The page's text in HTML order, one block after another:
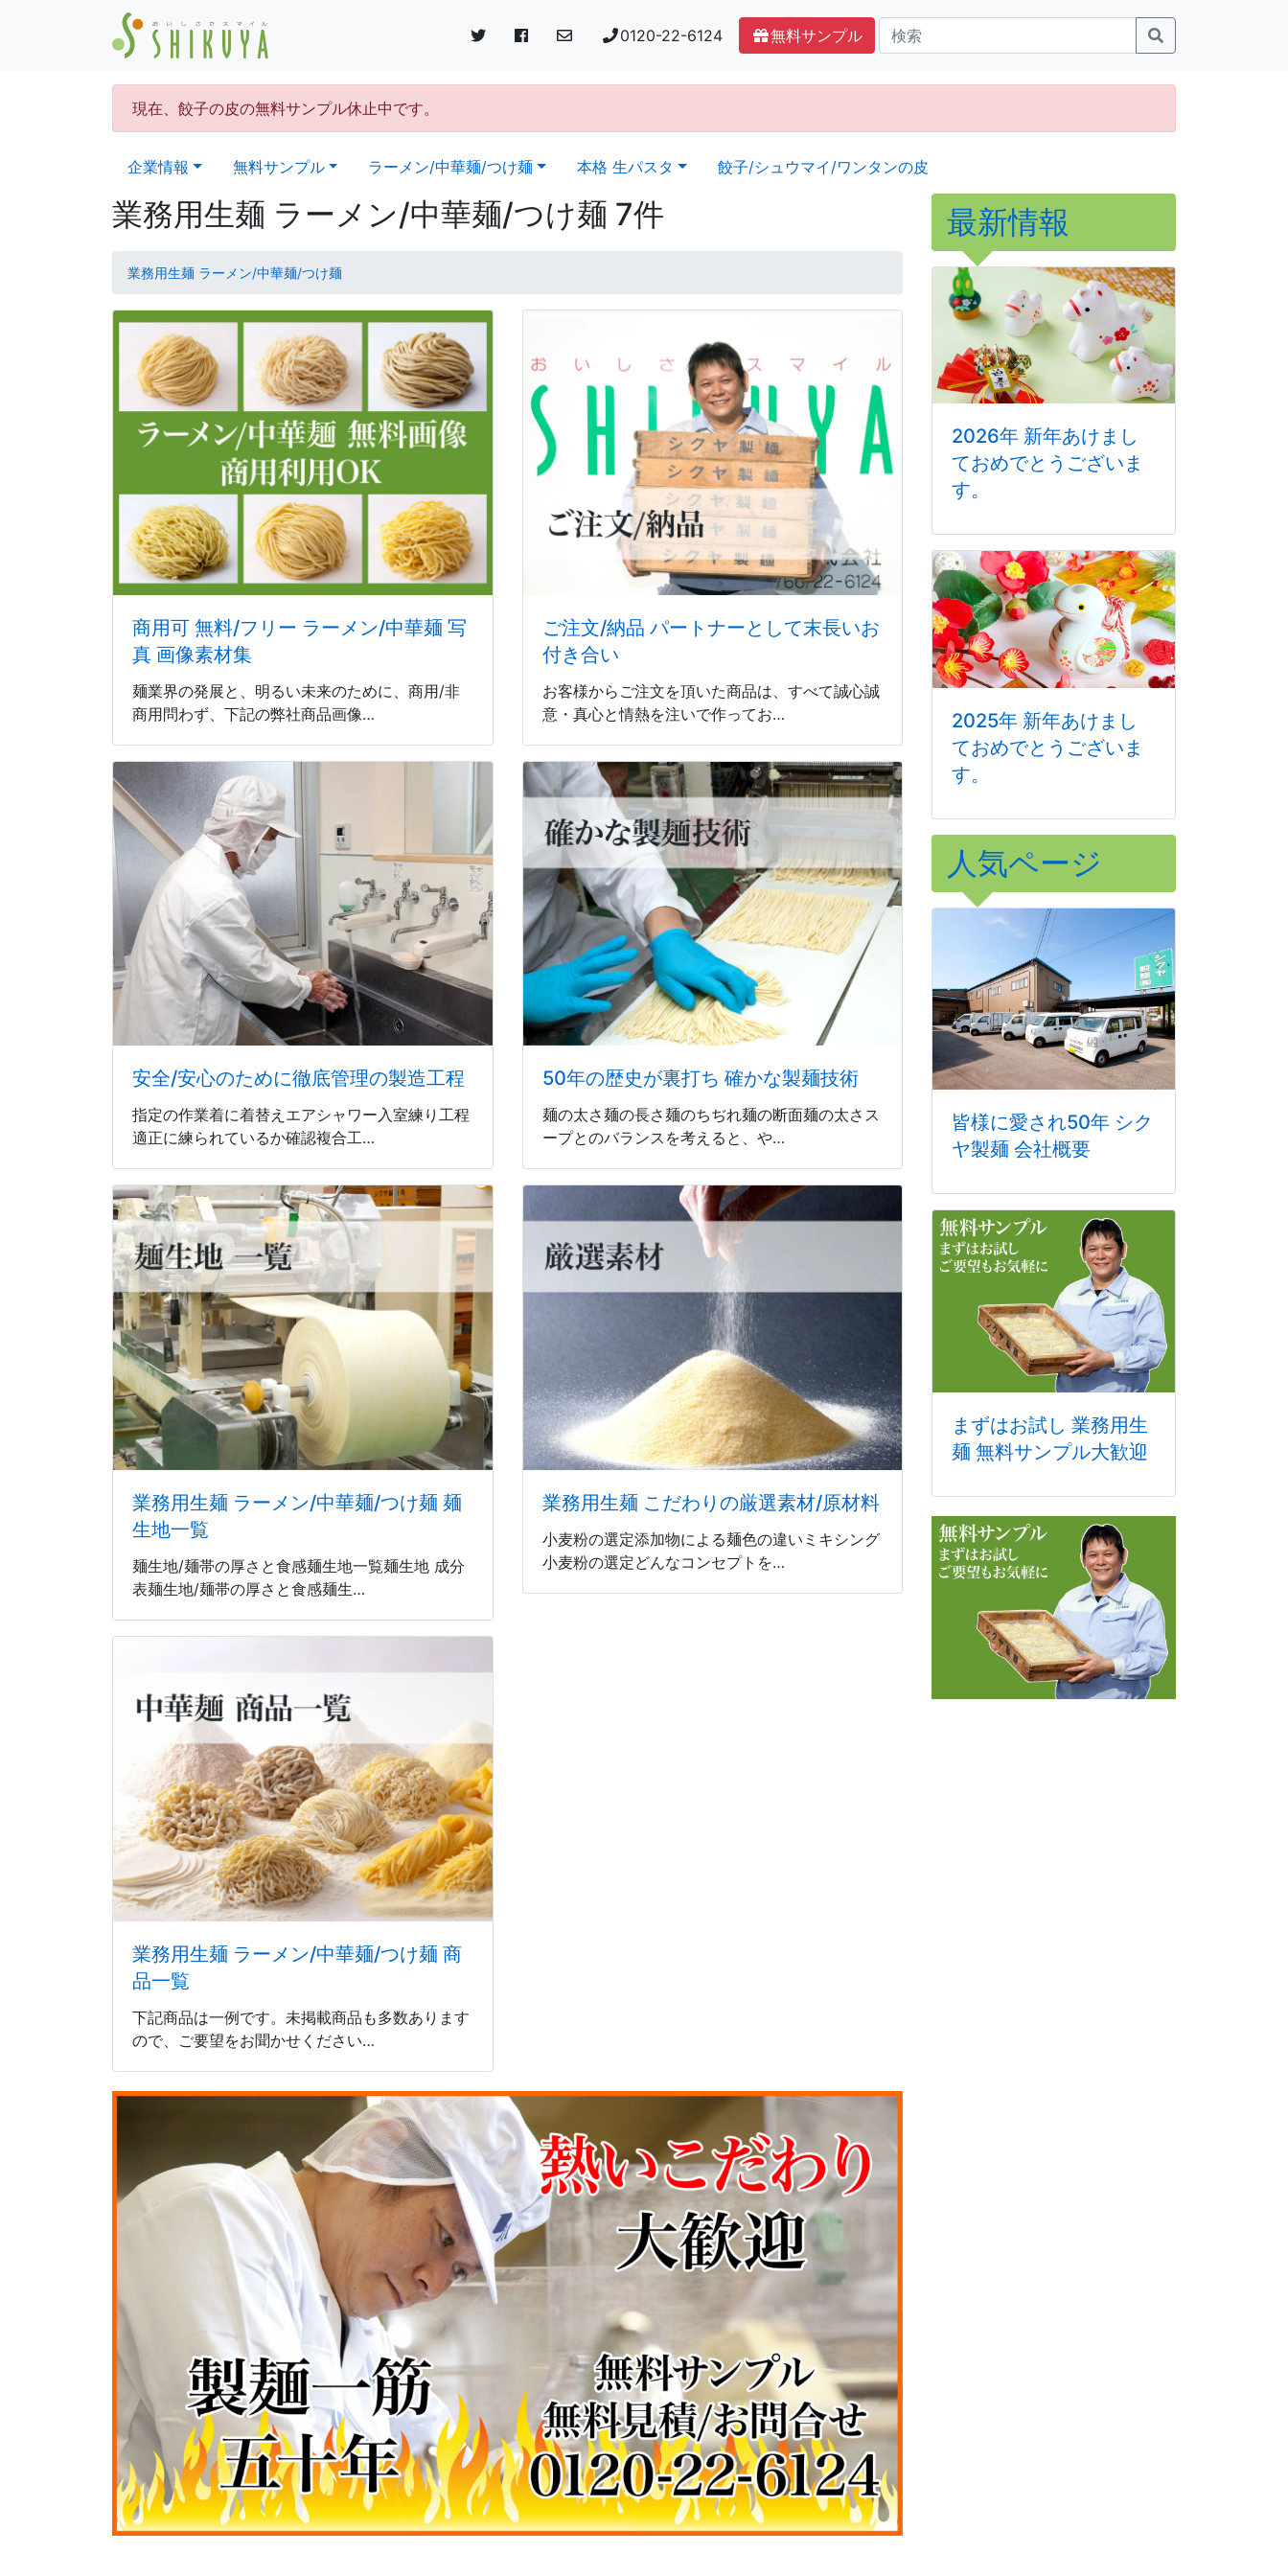
0120-22-6124 無料サンプル
現在、餃子の皮の無料サンプル休止中です。
企業情報 無料サンプル ラーメン/中華麺/つけ麺 本格 生パスタ 餃子/シュウマイ/ワンタンの皮
業務用生麺 ラーメン/中華麺/つけ麺 7件
業務用生麺 ラーメン/中華麺/つけ麺
商用可 無料/フリー ラーメン/中華麺 写
真 画像素材集
麺業界の発展と、明るい未来のために、商用/非
商用問わず、下記の弊社商品画像…
ご注文/納品 パートナーとして末長いお
付き合い
お客様からご注文を頂いた商品は、すべて誠心誠
意・真心と情熱を注いで作ってお…
安全/安心のために徹底管理の製造工程
指定の作業着に着替えエアシャワー入室練り工程
適正に練られているか確認複合工…
50年の歴史が裏打ち 確かな製麺技術
麺の太さ麺の長さ麺のちぢれ麺の断面麺の太さス
ープとのバランスを考えると、や…
業務用生麺 ラーメン/中華麺/つけ麺 麺
生地一覧
麺生地/麺帯の厚さと食感麺生地一覧麺生地 成分
表麺生地/麺帯の厚さと食感麺生…
業務用生麺 こだわりの厳選素材/原材料
小麦粉の選定添加物による麺色の違いミキシング
小麦粉の選定どんなコンセプトを…
業務用生麺 ラーメン/中華麺/つけ麺 商
品一覧
下記商品は一例です。未掲載商品も多数あります
ので、ご要望をお聞かせください…
最新情報
2026年 新年あけまし
ておめでとうございま
す。
2025年 新年あけまし
ておめでとうございま
す。
人気ページ
皆様に愛され50年 シク
ヤ製麺 会社概要
まずはお試し 業務用生
麺 無料サンプル大歓迎